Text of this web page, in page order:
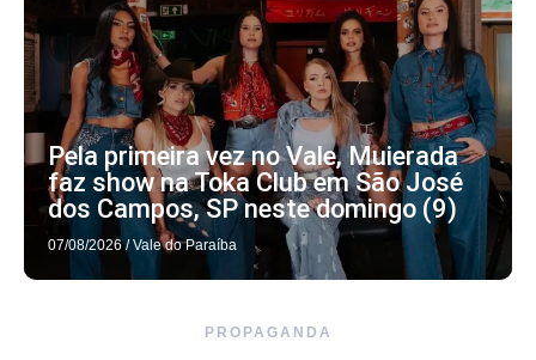
Pela primeira vez no Vale, Muierada
faz show na Toka Club em São José
dos Campos, SP neste domingo (9)
07/08/2026 / Vale do Paraíba
PROPAGANDA